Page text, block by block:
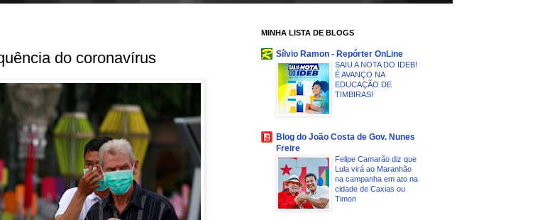
do coronavírus
MINHA LISTA DE BLOGS
Sílvio Ramon - Repórter OnLine
SAIU A NOTA DO IDEB!
É AVANÇO NA
EDUCAÇÃO DE
TIMBIRAS!
Blog do João Costa de Gov. Nunes
Freire
Felipe Camarão diz que
Lula virá ao Maranhão
na campanha em ato na
cidade de Caxias ou
Timon